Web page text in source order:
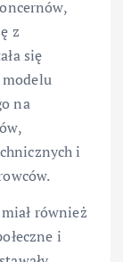
z
się
modelu
na
i
również
i